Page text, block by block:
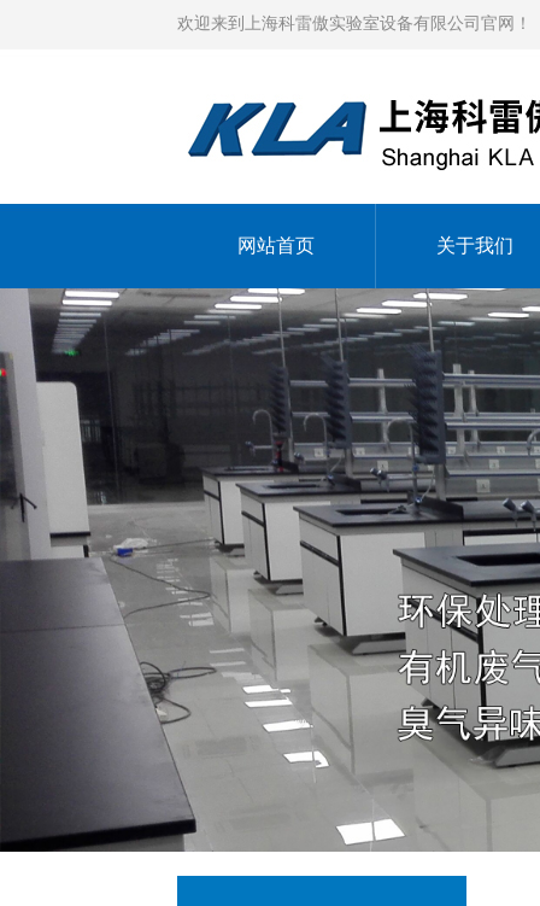
欢迎来到上海科雷傲实验室设备有限公司官网！
网站首页 关于我们